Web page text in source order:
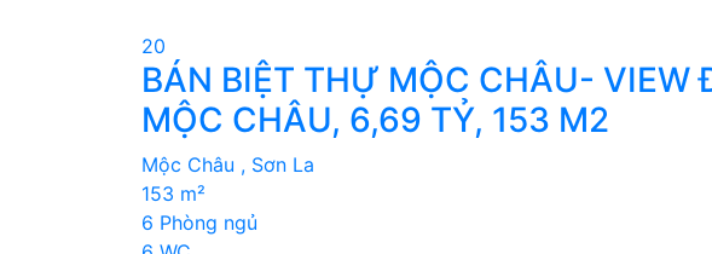
20
BÁN BIỆT THỰ MỘC CHÂU- VIEW
MỘC CHÂU, 6,69 TỶ, 153 M2
Mộc Châu , Sơn La
153 m²
6 Phòng ngủ